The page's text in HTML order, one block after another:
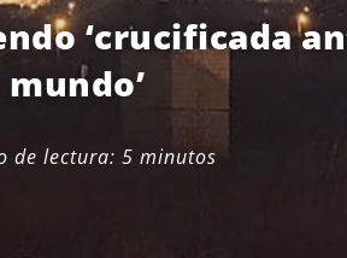
‘crucificada
mundo’
de lectura: 5 minutos